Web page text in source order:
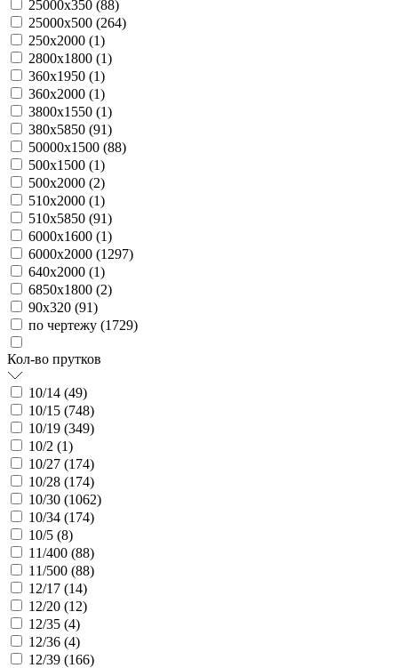
25000х350 (88)
25000х500 (264)
250х2000 (1)
2800х1800 (1)
360х1950 (1)
360х2000 (1)
3800х1550 (1)
380х5850 (91)
50000х1500 (88)
500х1500 (1)
500х2000 (2)
510х2000 (1)
510х5850 (91)
6000х1600 (1)
6000х2000 (1297)
640х2000 (1)
6850х1800 (2)
90х320 (91)
по чертежу (1729)
Кол-во прутков
10/14 (49)
10/15 (748)
10/19 (349)
10/2 (1)
10/27 (174)
10/28 (174)
10/30 (1062)
10/34 (174)
10/5 (8)
11/400 (88)
11/500 (88)
12/17 (14)
12/20 (12)
12/35 (4)
12/36 (4)
12/39 (166)